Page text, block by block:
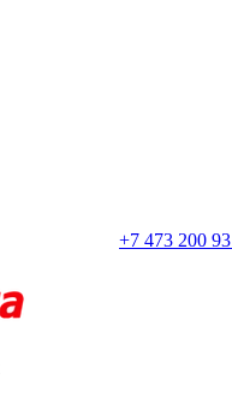
+7 473 200